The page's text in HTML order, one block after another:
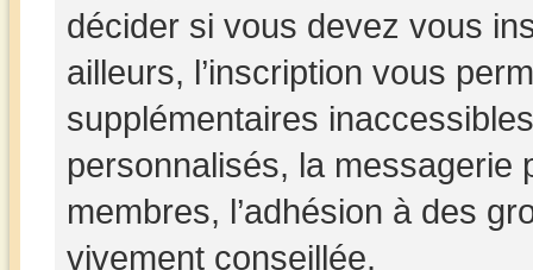
décider si vous devez vous
ailleurs, l’inscription vous
supplémentaires
personnalisés, la messagerie
membres, l’adhésion à des
vivement conseillée.